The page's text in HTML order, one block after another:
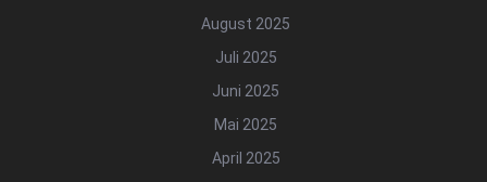
August 2025
Juli 2025
Juni 2025
Mai 2025
April 2025